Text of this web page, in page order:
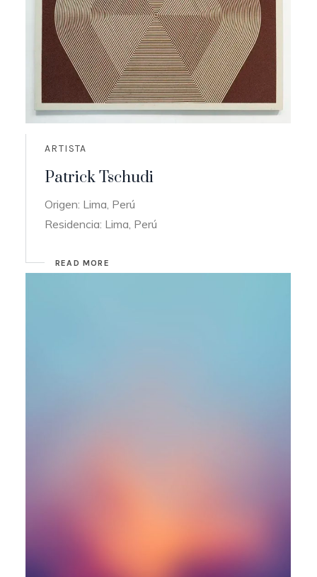
ARTISTA
Patrick Tschudi
Origen: Lima, Perú
Residencia: Lima, Perú
READ MORE